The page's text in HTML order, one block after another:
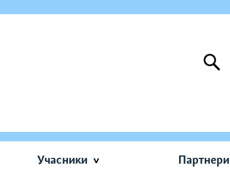
Учасники Партнери